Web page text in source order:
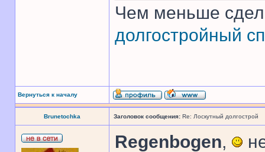
Чем меньше
долгостройный
Вернуться к началу
Brunetochka Заголовок сообщения: Re: Лоскутный долгострой
Regenbogen,